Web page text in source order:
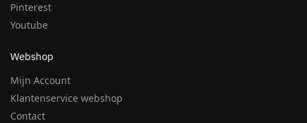
Pinterest
Youtube
Webshop
Mijn Account
Klantenservice webshop
Contact